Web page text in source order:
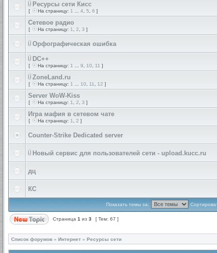
Ресурсы сети Кисс
[ На страницу: 1 4 5 6 ]
Сетевое радио
[ На страницу: 1 2 3 ]
Орфографическая ошибка
DC++
[ На страницу: 1 9 10 11 ]
ZoneLand.ru
[ На страницу: 1 10 11 12 ]
Server WoW-Kiss
[ На страницу: 1 2 3 ]
Игра мафия в сетевом чате
[ На страницу: 1 2 ]
Counter-Strike Dedicated server
Новый сервис для пользователей сети - upload.kucc.ru
дц
КС
Показать темы за:
Страница 1 из 3 [ Тем: 67 ]
Список форумов » Интернет » Ресурсы сети